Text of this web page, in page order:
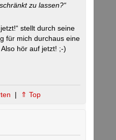
zu lassen?“
stellt durch seine
für mich durchaus eine
hör auf jetzt! ;-)
| ⇑ Top